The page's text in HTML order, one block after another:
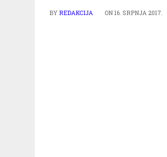
BYREDAKCIJA ON16. SRPNJA 2017.